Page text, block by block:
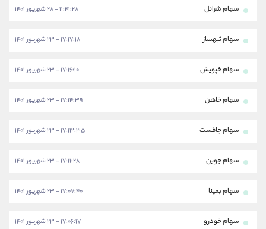
سهام شرانل ۱۱:۴۱:۲۸ - ۲۸ شهریور ۱۴۰۱
سهام ثبهساز ۱۷:۱۷:۱۸ - ۲۳ شهریور ۱۴۰۱
سهام خپویش ۱۷:۱۶:۱۰ - ۲۳ شهریور ۱۴۰۱
سهام خاهن ۱۷:۱۴:۳۹ - ۲۳ شهریور ۱۴۰۱
سهام چافست ۱۷:۱۳:۳۵ - ۲۳ شهریور ۱۴۰۱
سهام جوین ۱۷:۱۱:۲۸ - ۲۳ شهریور ۱۴۰۱
سهام بمپنا ۱۷:۰۷:۴۰ - ۲۳ شهریور ۱۴۰۱
سهام خودرو ۱۷:۰۶:۱۷ - ۲۳ شهریور ۱۴۰۱